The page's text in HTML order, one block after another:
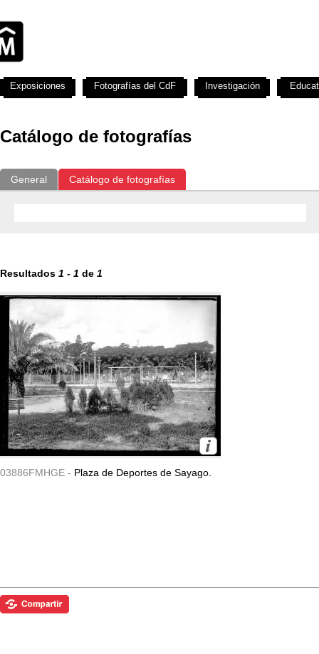
Catálogo de fotografías
General Catálogo de fotografías
Resultados 1 - 1 de 1
03886FMHGE - Plaza de Deportes de Sayago.
Exposiciones Fotografías del CdF Investigación